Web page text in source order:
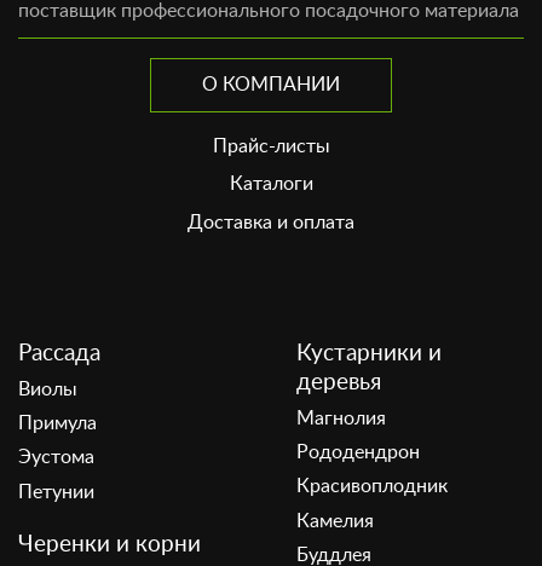
поставщик профессионального посадочного материала
О КОМПАНИИ
Прайс-листы
Каталоги
Доставка и оплата
Рассада
Виолы
Примула
Эустома
Петунии
Черенки и корни
Кустарники и
деревья
Магнолия
Рододендрон
Красивоплодник
Камелия
Буддлея